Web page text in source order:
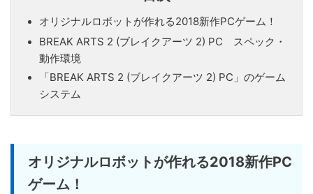
オリジナルロボットが作れる2018新作PCゲーム！
BREAK ARTS 2 (ブレイクアーツ 2) PC スペック・
動作環境
「BREAK ARTS 2 (ブレイクアーツ 2) PC」のゲーム
システム
オリジナルロボットが作れる2018新作PC
ゲーム！